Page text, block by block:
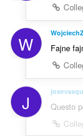
W
Fajne
J
Questo